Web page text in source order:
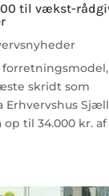
til vækst-
skridt som
til 34.000 kr.